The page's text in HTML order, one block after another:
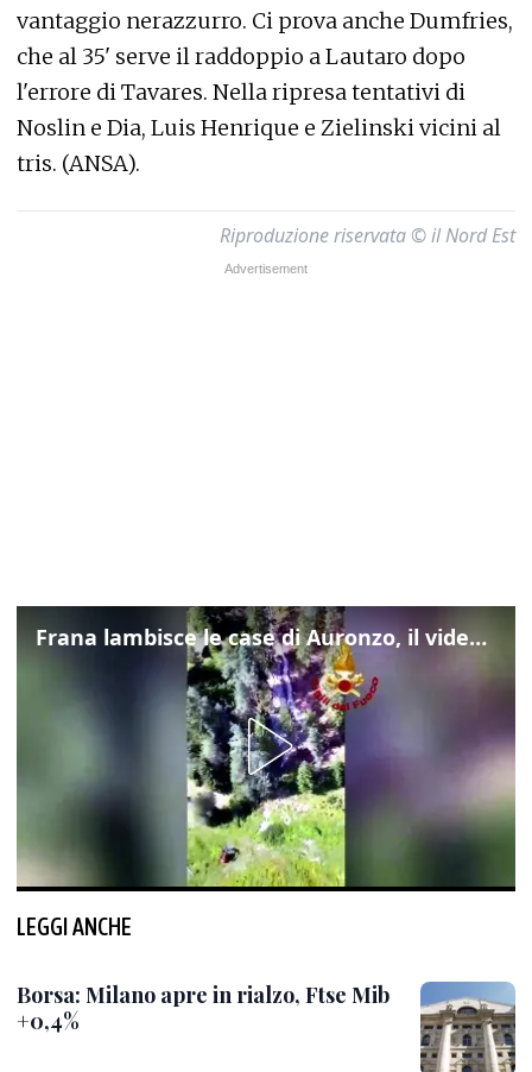
vantaggio nerazzurro. Ci prova anche Dumfries,
che al 35' serve il raddoppio a Lautaro dopo
l'errore di Tavares. Nella ripresa tentativi di
Noslin e Dia, Luis Henrique e Zielinski vicini al
tris. (ANSA).
Riproduzione riservata © il Nord Est
Frana lambisce le case di Auronzo, il video dall'elicottero dei vigili del fuoco
LEGGI ANCHE
Borsa: Milano apre in rialzo, Ftse Mib
+0,4%